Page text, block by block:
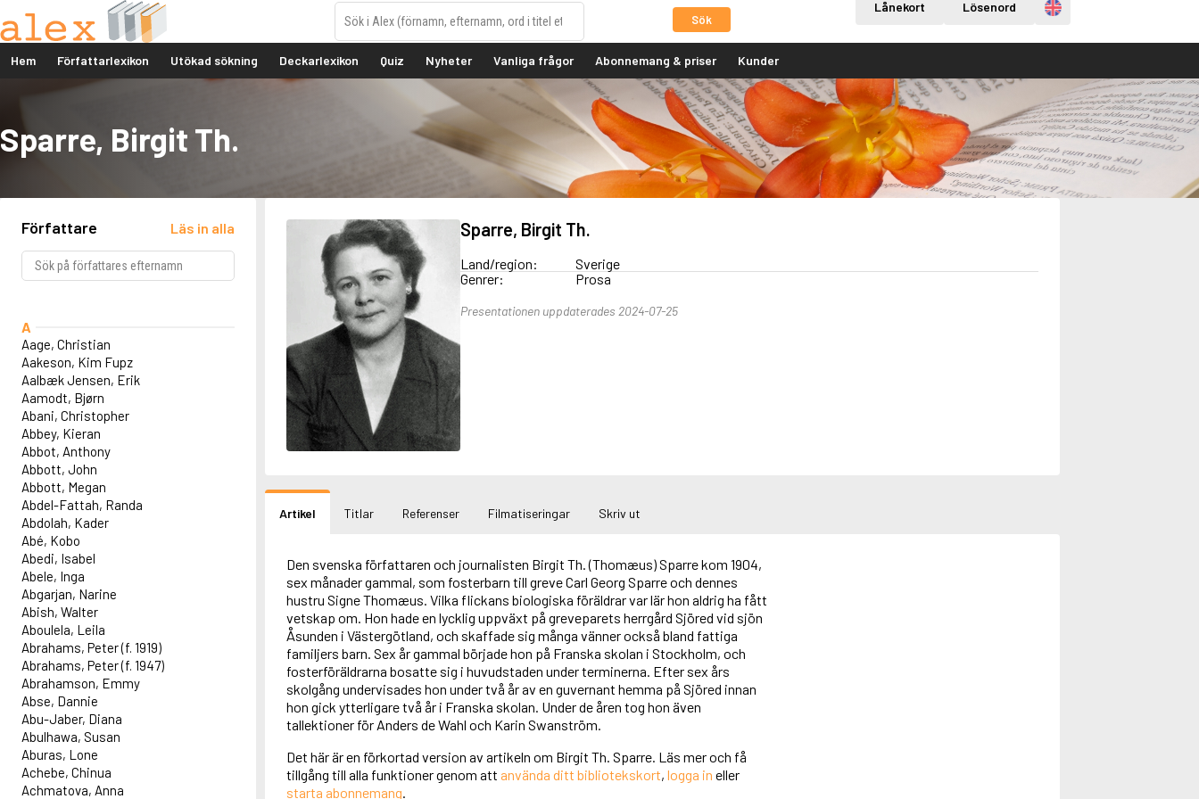
Sök
Lånekort Lösenord Engelska
Hem Författarlexikon Utökad sökning Deckarlexikon Quiz Nyheter Vanliga frågor Abonnemang & priser Kunder
Sparre, Birgit Th.
Författare Läs in alla
A
Aage, Christian
Aakeson, Kim Fupz
Aalbæk Jensen, Erik
Aamodt, Bjørn
Abani, Christopher
Abbey, Kieran
Abbot, Anthony
Abbott, John
Abbott, Megan
Abdel-Fattah, Randa
Abdolah, Kader
Abé, Kobo
Abedi, Isabel
Abele, Inga
Abgarjan, Narine
Abish, Walter
Aboulela, Leila
Abrahams, Peter (f. 1919)
Abrahams, Peter (f. 1947)
Abrahamson, Emmy
Abse, Dannie
Abu-Jaber, Diana
Abulhawa, Susan
Aburas, Lone
Achebe, Chinua
Achmatova, Anna
Sparre, Birgit Th.
Land/region:
Sverige
Genrer:
Prosa
Presentationen uppdaterades 2024-07-25
Artikel Titlar Referenser Filmatiseringar Skriv ut
Den svenska författaren och journalisten Birgit Th. (Thomæus) Sparre kom 1904,
sex månader gammal, som fosterbarn till greve Carl Georg Sparre och dennes
hustru Signe Thomæus. Vilka flickans biologiska föräldrar var lär hon aldrig ha fått
vetskap om. Hon hade en lycklig uppväxt på greveparets herrgård Sjöred vid sjön
Åsunden i Västergötland, och skaffade sig många vänner också bland fattiga
familjers barn. Sex år gammal började hon på Franska skolan i Stockholm, och
fosterföräldrarna bosatte sig i huvudstaden under terminerna. Efter sex års
skolgång undervisades hon under två år av en guvernant hemma på Sjöred innan
hon gick ytterligare två år i Franska skolan. Under de åren tog hon även
tallektioner för Anders de Wahl och Karin Swanström.
Det här är en förkortad version av artikeln om Birgit Th. Sparre. Läs mer och få
tillgång till alla funktioner genom att använda ditt bibliotekskort, logga in eller
starta abonnemang.